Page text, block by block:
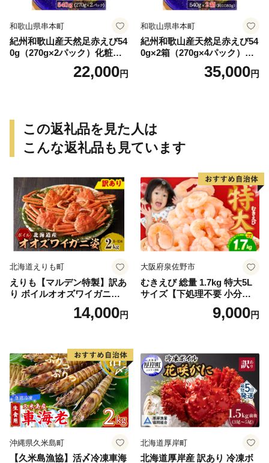
和歌山県串本町
紀州和歌山産天然足赤えび54
0g（270g×2パック）化粧箱
入 ※2026年12月上旬〜2027
年2月上旬頃順次発送予定
22,000円
和歌山県串本町
紀州和歌山産天然足赤えび54
0g×2箱（270g×4パック）化
粧箱入 ※2026年12月上旬〜2
027年2月上旬頃順次発送予定
ず【uot773A】
35,000円
この返礼品を見た人は
こんな返礼品も見ています
北海道えりも町
えりも【マルデン特製】訳あ
り ボイルオオズワイガニ姿2
kg《1kg(４尾～５尾)×2》【e
r002-051-a】 / ふるさと納税
イル済み 冷凍 カニ 蟹 かに
カニ味噌 甲羅 お得 格安 小ぶ
り 解凍 カニ鍋 甲羅焼き 海鮮
返礼品 特産品 新鮮 濃厚 旨み
簡単調理 家庭用 ギフト グル
メ
14,000円
大阪府泉佐野市
むきえび 総量 1.7kg 特大5L
サイズ【下処理不要 小分け 8
50g×2P 訳あり サイズ不揃い
バナメイエビ バラ凍結】
9,000円
沖縄県久米島町
【久米島漁協】活〆冷凍車海
北海道厚岸町
北海道厚岸産 訳あり 冷凍ボ